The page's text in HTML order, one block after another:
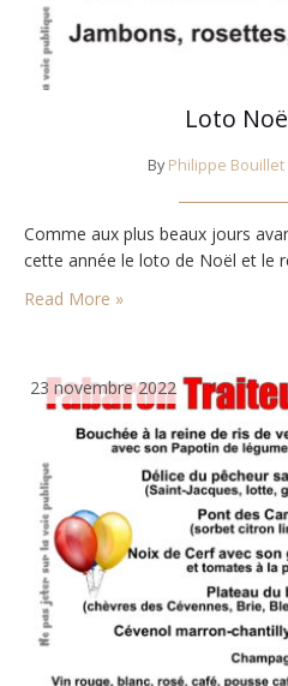
Loto
By Philippe Bouillet
Comme aux plus beaux jours
cette année le loto de Noël et le
Read More »
23 novembre 2022